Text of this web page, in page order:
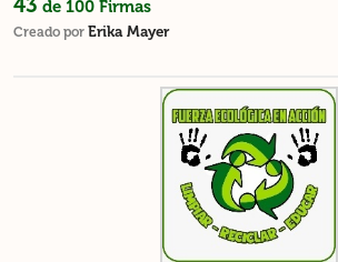
de 100 Firmas
Creado por Erika Mayer